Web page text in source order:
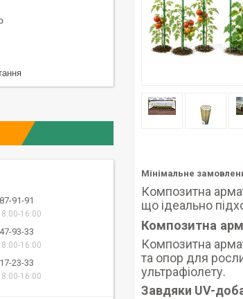
Мінімальне
Композитна
що ідеально
Композитна
Композитна
та опор для
ультрафіолету.
Завдяки UV-
91-91
16:00
93-33
16:00
23-33
16:00